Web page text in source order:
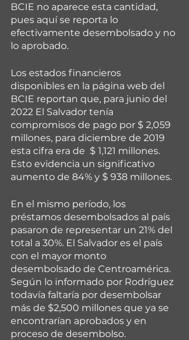
BCIE no aparece esta cantidad,
pues aquí se reporta lo
efectivamente desembolsado y no
lo aprobado.
Los estados financieros
disponibles en la página web del
BCIE reportan que, para junio del
2022 El Salvador tenía
compromisos de pago por $ 2,059
millones, para diciembre de 2019
esta cifra era de  $ 1,121 millones.
Esto evidencia un significativo
aumento de 84% y $ 938 millones.
En el mismo período, los
préstamos desembolsados al país
pasaron de representar un 21% del
total a 30%. El Salvador es el país
con el mayor monto
desembolsado de Centroamérica.
Según lo informado por Rodríguez
todavía faltaría por desembolsar
más de $2,500 millones que ya se
encontrarían aprobados y en
proceso de desembolso.